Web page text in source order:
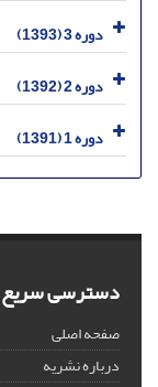
دوره 3 (1393)
دوره 2 (1392)
دوره 1 (1391)
دسترسی سریع
صفحه اصلی
درباره نشریه